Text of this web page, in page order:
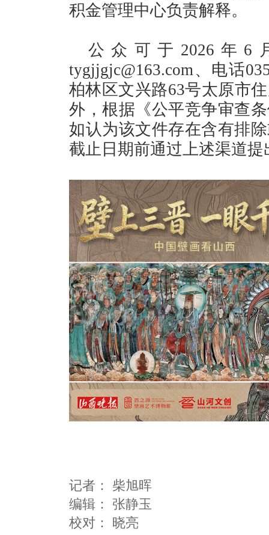
积金管理中心负责解释。
公众可于2026年
tygjjgjc@163.com、电话
柏林区文兴路63号太原市
外，根据《公平竞争审查
如认为该文件存在含有排
截止日期前通过上述渠道提
记者： 柴旭晖
编辑： 张静玉